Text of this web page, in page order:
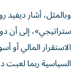
وبالمثل، أشار
ستراتيجي»، إلى أن
الاستقرار المالي أو
السياسية ربما لعبت